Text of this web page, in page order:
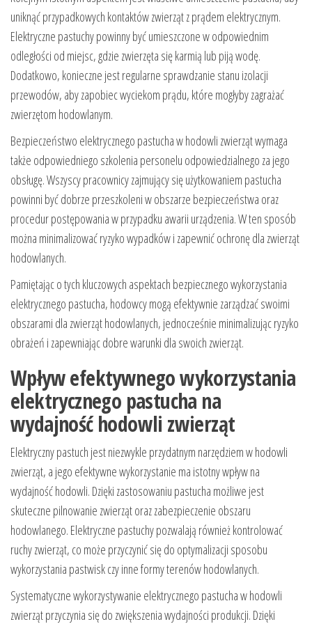
uniknąć przypadkowych kontaktów zwierząt z prądem elektrycznym.
Elektryczne pastuchy powinny być umieszczone w odpowiednim
odległości od miejsc, gdzie zwierzęta się karmią lub piją wodę.
Dodatkowo, konieczne jest regularne sprawdzanie stanu izolacji
przewodów, aby zapobiec wyciekom prądu, które mogłyby zagrażać
zwierzętom hodowlanym.
Bezpieczeństwo elektrycznego pastucha w hodowli zwierząt wymaga
także odpowiedniego szkolenia personelu odpowiedzialnego za jego
obsługę. Wszyscy pracownicy zajmujący się użytkowaniem pastucha
powinni być dobrze przeszkoleni w obszarze bezpieczeństwa oraz
procedur postępowania w przypadku awarii urządzenia. W ten sposób
można minimalizować ryzyko wypadków i zapewnić ochronę dla zwierząt
hodowlanych.
Pamiętając o tych kluczowych aspektach bezpiecznego wykorzystania
elektrycznego pastucha, hodowcy mogą efektywnie zarządzać swoimi
obszarami dla zwierząt hodowlanych, jednocześnie minimalizując ryzyko
obrażeń i zapewniając dobre warunki dla swoich zwierząt.
Wpływ efektywnego wykorzystania
elektrycznego pastucha na
wydajność hodowli zwierząt
Elektryczny pastuch jest niezwykle przydatnym narzędziem w hodowli
zwierząt, a jego efektywne wykorzystanie ma istotny wpływ na
wydajność hodowli. Dzięki zastosowaniu pastucha możliwe jest
skuteczne pilnowanie zwierząt oraz zabezpieczenie obszaru
hodowlanego. Elektryczne pastuchy pozwalają również kontrolować
ruchy zwierząt, co może przyczynić się do optymalizacji sposobu
wykorzystania pastwisk czy inne formy terenów hodowlanych.
Systematyczne wykorzystywanie elektrycznego pastucha w hodowli
zwierząt przyczynia się do zwiększenia wydajności produkcji. Dzięki